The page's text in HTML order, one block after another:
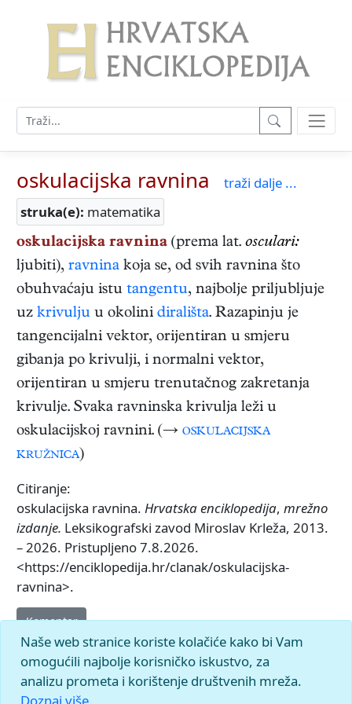
oskulacijska ravnina
traži dalje ...
struka(e): matematika
oskulacijska ravnina (prema lat. osculari:
ljubiti), ravnina koja se, od svih ravnina što
obuhvaćaju istu tangentu, najbolje priljubljuje
uz krivulju u okolini dirališta. Razapinju je
tangencijalni vektor, orijentiran u smjeru
gibanja po krivulji, i normalni vektor,
orijentiran u smjeru trenutačnog zakretanja
krivulje. Svaka ravninska krivulja leži u
oskulacijskoj ravnini. (→ oskulacijska
kružnica)
Citiranje:
oskulacijska ravnina. Hrvatska enciklopedija, mrežno
izdanje. Leksikografski zavod Miroslav Krleža, 2013.
– 2026. Pristupljeno 7.8.2026.
<https://enciklopedija.hr/clanak/oskulacijska-
ravnina>.
Komentar
Naše web stranice koriste kolačiće kako bi Vam
omogućili najbolje korisničko iskustvo, za
analizu prometa i korištenje društvenih mreža.
Doznaj više.